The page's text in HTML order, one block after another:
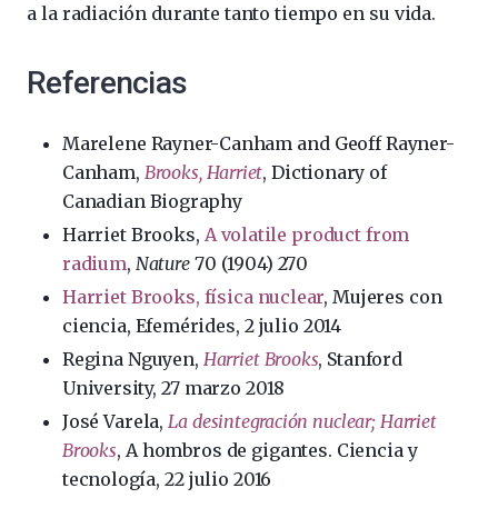
a la radiación durante tanto tiempo en su vida.
Referencias
Marelene Rayner-Canham and Geoff Rayner-
Canham, Brooks, Harriet, Dictionary of
Canadian Biography
Harriet Brooks, A volatile product from
radium, Nature70 (1904) 270
Harriet Brooks, física nuclear, Mujeres con
ciencia, Efemérides, 2 julio 2014
Regina Nguyen, Harriet Brooks, Stanford
University, 27 marzo 2018
José Varela, La desintegración nuclear; Harriet
Brooks, A hombros de gigantes. Ciencia y
tecnología, 22 julio 2016